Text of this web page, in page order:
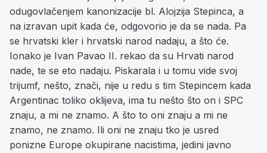
odugovlačenjem kanonizacije bl. Alojzija Stepinca, a
na izravan upit kada će, odgovorio je da se nada. Pa
se hrvatski kler i hrvatski narod nadaju, a što će.
Ionako je Ivan Pavao II. rekao da su Hrvati narod
nade, te se eto nadaju. Piskarala i u tomu vide svoj
trijumf, nešto, znači, nije u redu s tim Stepincem kada
Argentinac toliko oklijeva, ima tu nešto što on i SPC
znaju, a mi ne znamo. A što to oni znaju a mi ne
znamo, ne znamo. Ili oni ne znaju tko je usred
ponizne Europe okupirane nacistima, jedini javno